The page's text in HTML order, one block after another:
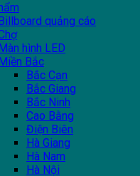
quảng cáo
hình LED
Bắc
Bắc Cạn
Bắc Giang
Bắc Ninh
Cao Bằng
Điện Biên
Hà Giang
Hà Nam
Hà Nội